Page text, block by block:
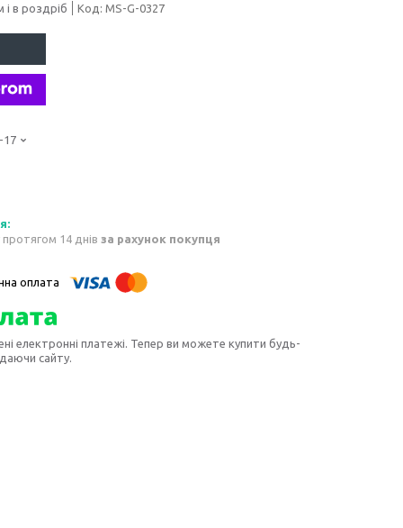
в роздріб Код: MS-G-0327
17
14 днів за рахунок покупця
електронні платежі. Тепер ви можете купити будь-
сайту.